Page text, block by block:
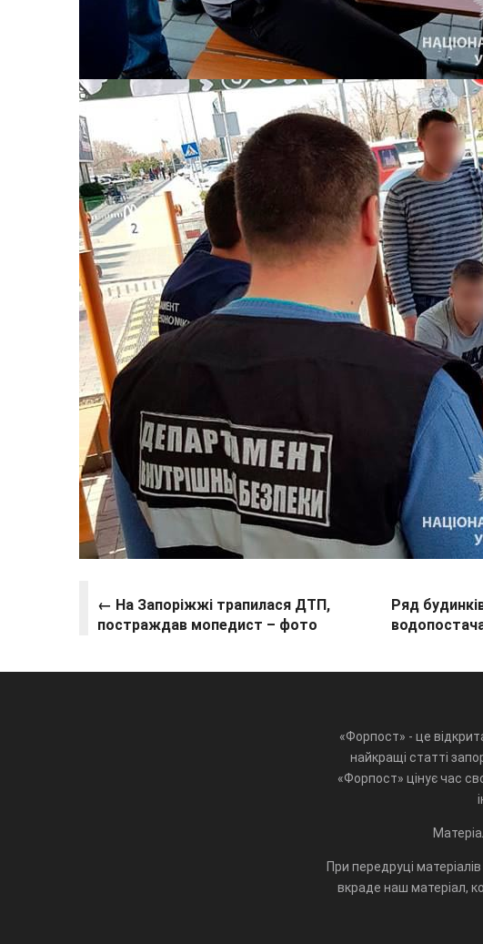
← На Запоріжжі трапилася ДТП,
постраждав мопедист – фото
Ряд
«Форпост» - це
найкращі статті
«Форпост» цінує час
При передруці
вкраде наш матеріал,